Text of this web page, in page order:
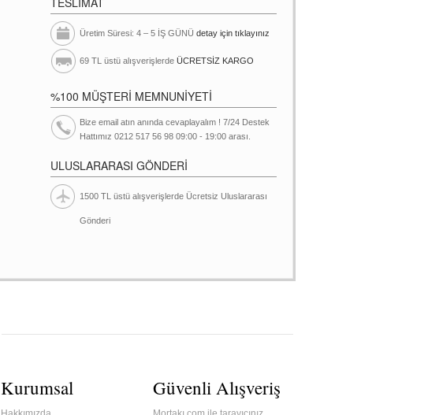
Üretim Süresi: 4 – 5 İŞ GÜNÜ detay için tıklayınız
69 TL üstü alışverişlerde ÜCRETSİZ KARGO
%100 MÜŞTERİ MEMNUNİYETİ
Bize email atın anında cevaplayalım ! 7/24 Destek
Hattımız 0212 517 56 98 09:00 - 19:00 arası.
ULUSLARARASI GÖNDERİ
1500 TL üstü alışverişlerde Ücretsiz Uluslararası
Gönderi
Kurumsal Güvenli Alışveriş